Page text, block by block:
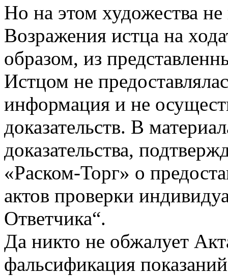
Но на этом художества
Возражения истца на
образом, из
Истцом не
информация и не
доказательств. В
доказательства,
«Раском-Торг» о
актов проверки
Ответчика“.
Да никто не обжалует
фальсификация